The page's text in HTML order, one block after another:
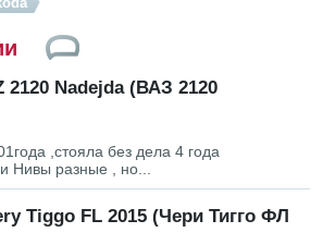
2120 Nadejda (ВАЗ 2120
,стояла без дела 4 года
Нивы разные , но...
Tiggo FL 2015 (Чери Тигго ФЛ